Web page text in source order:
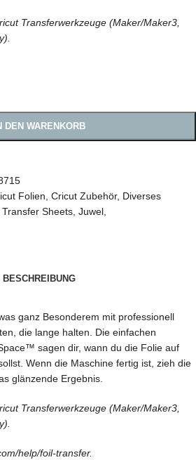
Transferwerkzeuge (Maker/Maker3,
DEN WARENKORB
Folien Cricut Zubehör, Diverses
Transfer Sheets Juwel
BESCHREIBUNG
ganz Besonderem mit professionell
die lange halten. Die einfachen
sagen dir, wann du die Folie auf
Wenn die Maschine fertig ist, zieh die
glänzende Ergebnis.
Transferwerkzeuge (Maker/Maker3,
help/foil-transfer.